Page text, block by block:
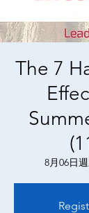
The 7
8月06日